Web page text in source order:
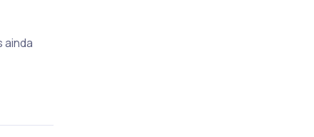
ainda